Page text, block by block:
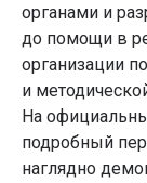
органами и
до помощи в
организации
и
На
подробный
наглядно